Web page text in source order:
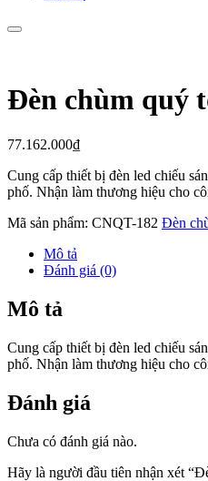
Đèn chùm quý
77.162.000₫
Cung cấp thiết bị đèn led chiếu
phố. Nhận làm thương hiệu cho
Mã sản phẩm: CNQT-182 Đèn
Mô tả
Đánh giá (0)
Mô tả
Cung cấp thiết bị đèn led chiếu
phố. Nhận làm thương hiệu cho
Đánh giá
Chưa có đánh giá nào.
Hãy là người đầu tiên nhận xét